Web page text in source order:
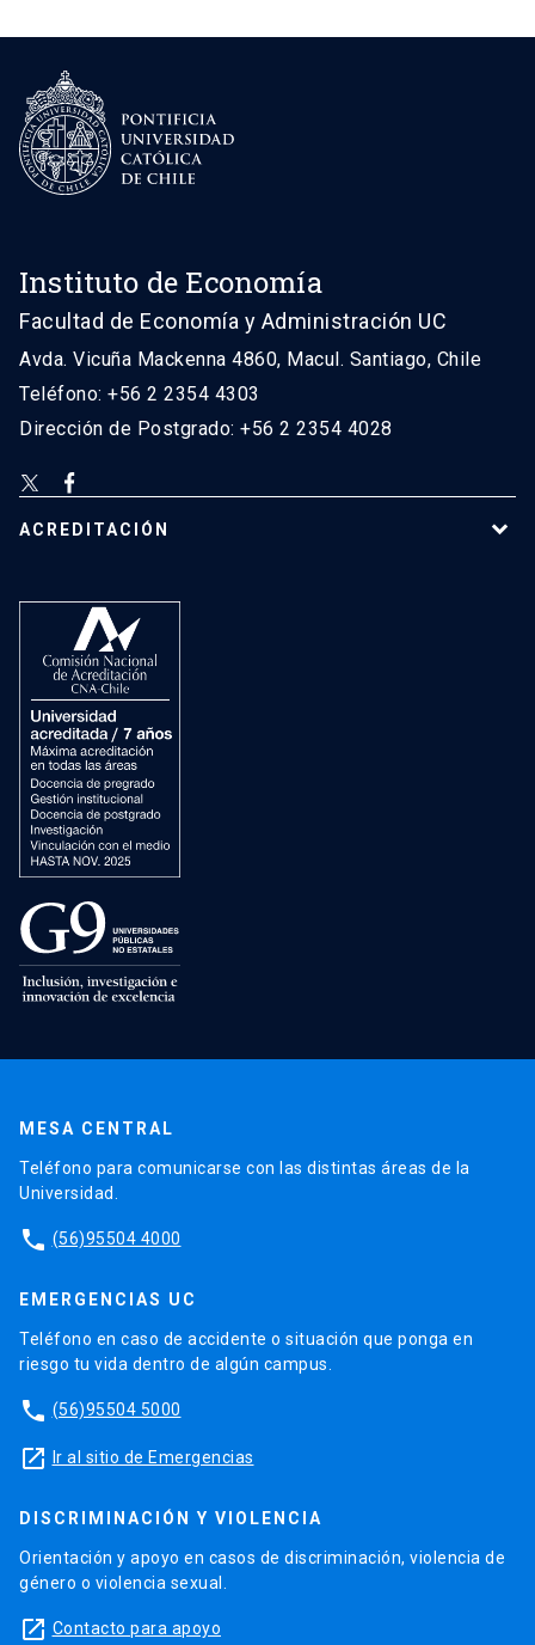
Instituto de Economía
Facultad de Economía y Administración UC
Avda. Vicuña Mackenna 4860, Macul. Santiago, Chile
Teléfono: +56 2 2354 4303
Dirección de Postgrado: +56 2 2354 4028
ACREDITACIÓN
MESA CENTRAL
Teléfono para comunicarse con las distintas áreas de la
Universidad.
phone (56)95504 4000
EMERGENCIAS UC
Teléfono en caso de accidente o situación que ponga en
riesgo tu vida dentro de algún campus.
phone (56)95504 5000
launch Ir al sitio de Emergencias
DISCRIMINACIÓN Y VIOLENCIA
Orientación y apoyo en casos de discriminación, violencia de
género o violencia sexual.
launch Contacto para apoyo